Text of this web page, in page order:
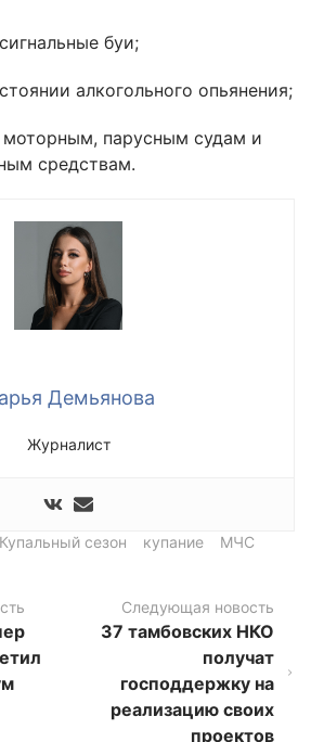
буи;
алкогольного опьянения;
моторным, парусным судам и
средствам.
Демьянова
Журналист
Купальный сезон купание МЧС
Следующая новость
37 тамбовских НКО
получат
господдержку на
реализацию своих
проектов